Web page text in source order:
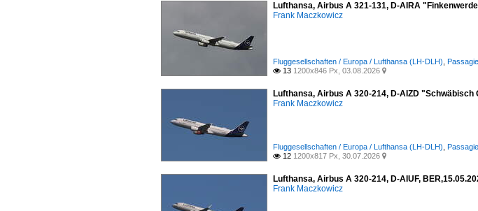
Lufthansa, Airbus A 321-131, D-AIRA
Frank Maczkowicz
Fluggesellschaften / Europa / Lufthansa (LH-DLH)
 13 1200x846 Px, 03.08.2026 
Lufthansa, Airbus A 320-214, D-AIZD "Schwäbisch
Frank Maczkowicz
Fluggesellschaften / Europa / Lufthansa (LH-DLH)
 12 1200x817 Px, 30.07.2026 
Lufthansa, Airbus A 320-214, D-AIUF,
Frank Maczkowicz